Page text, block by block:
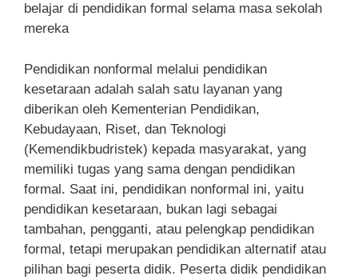
belajar di pendidikan formal selama masa sekolah
mereka
Pendidikan nonformal melalui pendidikan
kesetaraan adalah salah satu layanan yang
diberikan oleh Kementerian Pendidikan,
Kebudayaan, Riset, dan Teknologi
(Kemendikbudristek) kepada masyarakat, yang
memiliki tugas yang sama dengan pendidikan
formal. Saat ini, pendidikan nonformal ini, yaitu
pendidikan kesetaraan, bukan lagi sebagai
tambahan, pengganti, atau pelengkap pendidikan
formal, tetapi merupakan pendidikan alternatif atau
pilihan bagi peserta didik. Peserta didik pendidikan